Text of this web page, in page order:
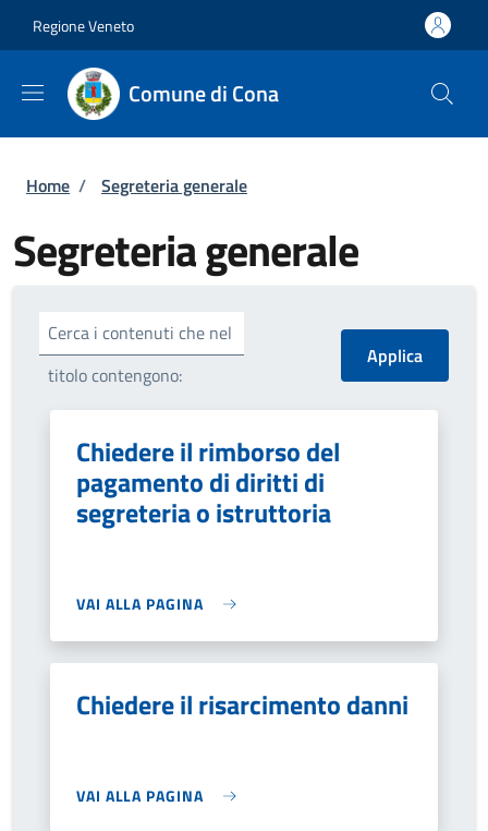
Regione Veneto
Comune di Cona
Briciole di pane
Home / Segreteria generale
Segreteria generale
Cerca i contenuti che nel
titolo contengono:
Chiedere il rimborso del
pagamento di diritti di
segreteria o istruttoria
VAI ALLA PAGINA
Chiedere il risarcimento danni
VAI ALLA PAGINA